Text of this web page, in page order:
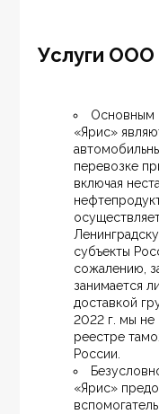
Услуги
Основным
«Ярис»
перевозке
включая
субъекты
сожалению,
занимается
доставкой
2022 г. мы
реестре
России.
«Ярис»